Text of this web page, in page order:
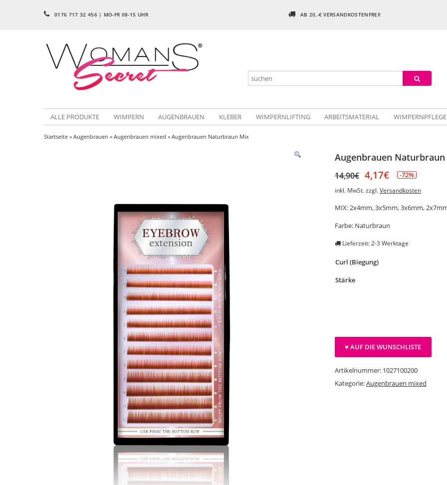
0176 717 32 456 | MO-FR 08-15 UHR AB 20,-€ VERSANDKOSTENFREI!
ALLE PRODUKTE WIMPERN AUGENBRAUEN KLEBER WIMPERNLIFTING ARBEITSMATERIAL WIMPERNPFLEGE
Startseite » Augenbrauen » Augenbrauen mixed » Augenbrauen Naturbraun Mix
Augenbrauen
14,90€ 4,17€ -72%
inkl. MwSt.zzgl.Versandkosten
MIX: 2x4mm, 3x5mm, 3x6mm,
Farbe: Naturbraun
Lieferzeit: 2-3 Werktage
Curl (Biegung)
Stärke
♥ AUF DIE WUNSCHLISTE
Artikelnummer: 1027100200
Kategorie:Augenbrauen mixed